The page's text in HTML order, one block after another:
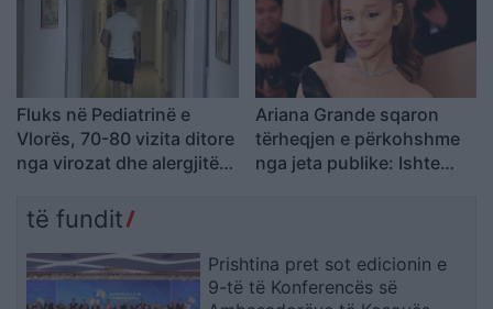
Fluks në Pediatrinë e
Vlorës, 70-80 vizita ditore
nga virozat dhe alergjitë
Ariana Grande sqaron
tërheqjen e përkohshme
nga jeta publike: Ishte
të fundit
Prishtina pret sot edicionin e
9-të të Konferencës së